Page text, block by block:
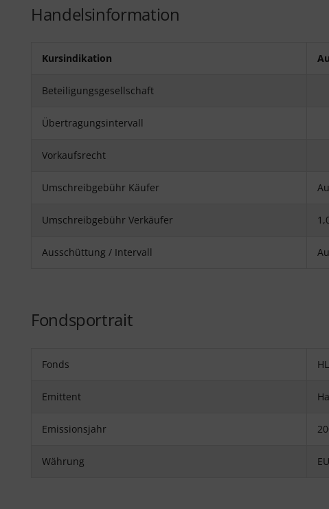
Handelsinformation
Kursindikation
Beteiligungsgesellschaft
Übertragungsintervall
Vorkaufsrecht
Umschreibgebühr Käufer
Umschreibgebühr Verkäufer
Ausschüttung / Intervall
Fondsportrait
Fonds
Emittent
Emissionsjahr
Währung